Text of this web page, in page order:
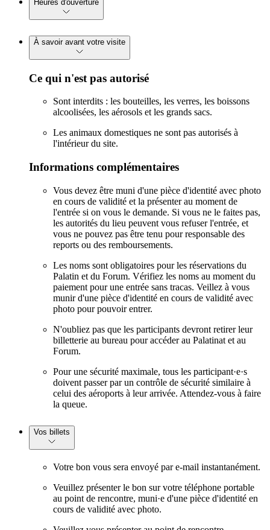
Heures d'ouverture
À savoir avant votre visite
Ce qui n'est pas autorisé
Sont interdits : les bouteilles, les verres, les boissons
alcoolisées, les aérosols et les grands sacs.
Les animaux domestiques ne sont pas autorisés à
l'intérieur du site.
Informations complémentaires
Vous devez être muni d'une pièce d'identité avec photo
en cours de validité et la présenter au moment de
l'entrée si on vous le demande. Si vous ne le faites pas,
les autorités du lieu peuvent vous refuser l'entrée, et
vous ne pouvez pas être tenu pour responsable des
reports ou des remboursements.
Les noms sont obligatoires pour les réservations du
Palatin et du Forum. Vérifiez les noms au moment du
paiement pour une entrée sans tracas. Veillez à vous
munir d'une pièce d'identité en cours de validité avec
photo pour pouvoir entrer.
N'oubliez pas que les participants devront retirer leur
billetterie au bureau pour accéder au Palatinat et au
Forum.
Pour une sécurité maximale, tous les participant·e·s
doivent passer par un contrôle de sécurité similaire à
celui des aéroports à leur arrivée. Attendez-vous à faire
la queue.
Vos billets
Votre bon vous sera envoyé par e-mail instantanément.
Veuillez présenter le bon sur votre téléphone portable
au point de rencontre, muni·e d'une pièce d'identité en
cours de validité avec photo.